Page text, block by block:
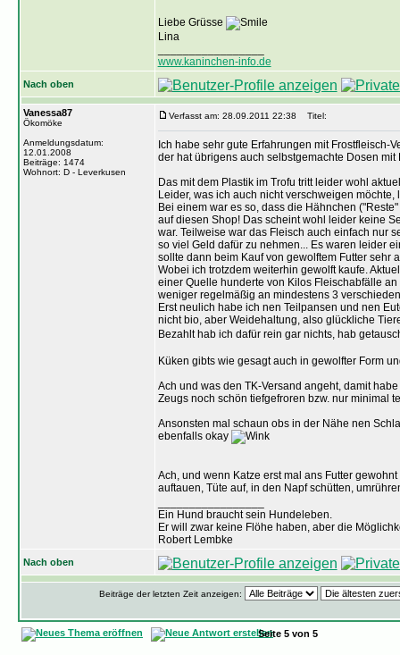
Liebe Grüsse
Lina
www.kaninchen-info.de
Nach oben
Vanessa87
Ökomöke
Anmeldungsdatum:
12.01.2008
Beiträge: 1474
Wohnort: D - Leverkusen
Verfasst am: 28.09.2011 22:38 Titel:
Ich habe sehr gute Erfahrungen mit Frostfleisch-
der hat übrigens auch selbstgemachte Dosen
Das mit dem Plastik im Trofu tritt leider wohl
Leider, was ich auch nicht verschweigen
Bei einem war es so, dass die Hähnchen
auf diesen Shop! Das scheint wohl leider keine
war. Teilweise war das Fleisch auch einfach nur
so viel Geld dafür zu nehmen... Es waren leider
sollte dann beim Kauf von gewolftem Futter sehr
Wobei ich trotzdem weiterhin gewolft kaufe.
einer Quelle hunderte von Kilos Fleischabfälle
weniger regelmäßig an mindestens 3
Erst neulich habe ich nen Teilpansen und nen
nicht bio, aber Weidehaltung, also glückliche
Bezahlt hab ich dafür rein gar nichts, hab
Küken gibts wie gesagt auch in gewolfter Form
Ach und was den TK-Versand angeht, damit
Zeugs noch schön tiefgefroren bzw. nur minimal
Ansonsten mal schaun obs in der Nähe nen
ebenfalls okay
Ach, und wenn Katze erst mal ans Futter
auftauen, Tüte auf, in den Napf schütten,
Ein Hund braucht sein Hundeleben.
Er will zwar keine Flöhe haben, aber die
Robert Lembke
Nach oben
Beiträge der letzten Zeit anzeigen:
Seite 5 von 5